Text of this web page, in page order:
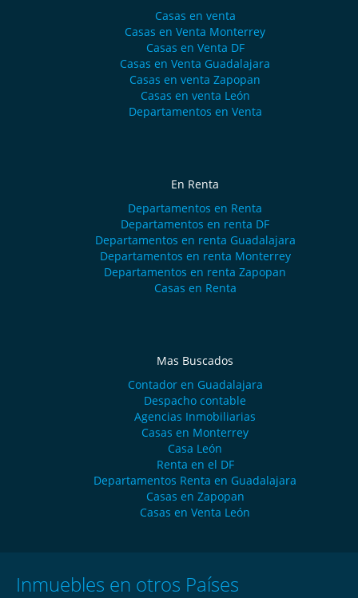
Casas en venta
Casas en Venta Monterrey
Casas en Venta DF
Casas en Venta Guadalajara
Casas en venta Zapopan
Casas en venta León
Departamentos en Venta
En Renta
Departamentos en Renta
Departamentos en renta DF
Departamentos en renta Guadalajara
Departamentos en renta Monterrey
Departamentos en renta Zapopan
Casas en Renta
Mas Buscados
Contador en Guadalajara
Despacho contable
Agencias Inmobiliarias
Casas en Monterrey
Casa León
Renta en el DF
Departamentos Renta en Guadalajara
Casas en Zapopan
Casas en Venta León
Inmuebles en otros Países